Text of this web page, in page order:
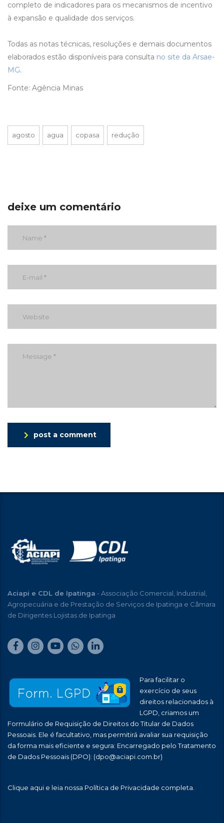
completo de indicadores para os mecanismos de incentivo
à expansão e qualidade dos serviços.
Todas as notas técnicas, resoluções e demais documentos
elaborados estão disponíveis para consulta no site da Arsae-
MG.
Fonte: Agência Minas
agosto agua copasa redução
deixe um comentário
post a comment
Aciapi e CDL de Ipatinga - Associação Comercial, Industrial,
Agropecuária e de Prestação de Serviços de Ipatinga e Câmara
de Dirigentes Lojistas de Ipatinga
Para facilitar o
exercício de seus
direitos relacionados à
LGPD, criamos um
Formulário de Requisição de Direitos do Titular de Dados
Pessoais. Ele é facultativo, mas permitirá avaliar sua requisição
da forma mais eficiente e segura: Encarregado pelo Tratamento
de Dados Pessoais (DPO): (dpo@aciapi.com.br)
Clique aqui e leia nossa Política de Privacidade completa.